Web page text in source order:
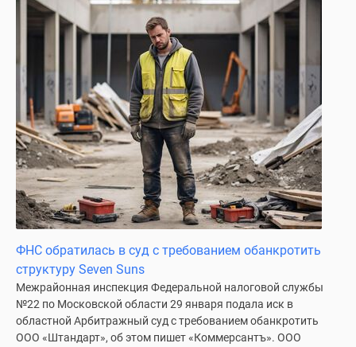
поселки
водоема
Коттеджные
поселки
ипотеку
Бизнес-
центры
Коттеджи
Скидки
акции
Макс
ФНС обратилась в суд с требованием обанкротить
структуру Seven Suns
Межрайонная инспекция Федеральной налоговой службы
№22 по Московской области 29 января подала иск в
областной Арбитражный суд с требованием обанкротить
ООО «Штандарт», об этом пишет «Коммерсантъ». ООО